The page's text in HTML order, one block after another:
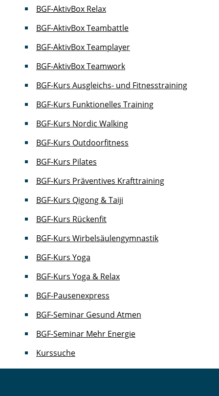
BGF-AktivBox Relax
BGF-AktivBox Teambattle
BGF-AktivBox Teamplayer
BGF-AktivBox Teamwork
BGF-Kurs Ausgleichs- und Fitnesstraining
BGF-Kurs Funktionelles Training
BGF-Kurs Nordic Walking
BGF-Kurs Outdoorfitness
BGF-Kurs Pilates
BGF-Kurs Präventives Krafttraining
BGF-Kurs Qigong & Taiji
BGF-Kurs Rückenfit
BGF-Kurs Wirbelsäulengymnastik
BGF-Kurs Yoga
BGF-Kurs Yoga & Relax
BGF-Pausenexpress
BGF-Seminar Gesund Atmen
BGF-Seminar Mehr Energie
Kurssuche